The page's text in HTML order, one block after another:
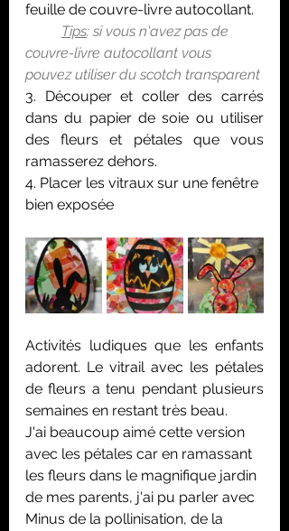
feuille de couvre-livre autocollant.
Tips: si vous n'avez pas de
couvre-livre autocollant vous
pouvez utiliser du scotch transparent
3. Découper et coller des carrés
dans du papier de soie ou utiliser
des fleurs et pétales que vous
ramasserez dehors.
4. Placer les vitraux sur une fenêtre
bien exposée
Activités ludiques que les enfants
adorent. Le vitrail avec les pétales
de fleurs a tenu pendant plusieurs
semaines en restant très beau.
J'ai beaucoup aimé cette version
avec les pétales car en ramassant
les fleurs dans le magnifique jardin
de mes parents, j'ai pu parler avec
Minus de la pollinisation, de la